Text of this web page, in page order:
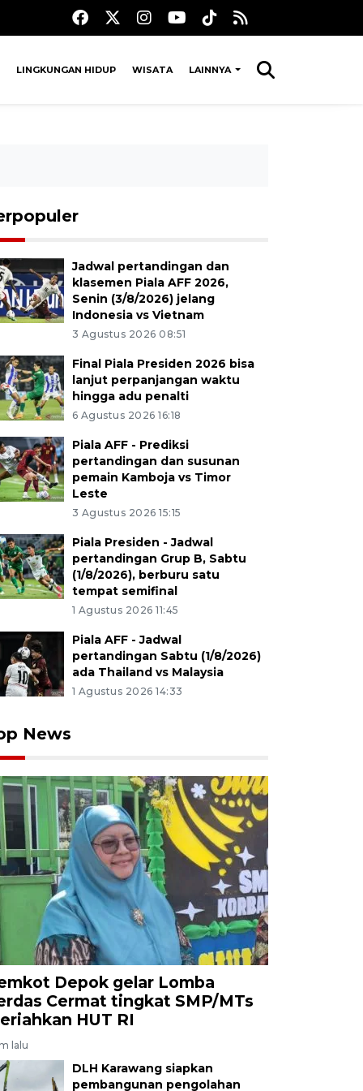
LINGKUNGAN HIDUP WISATA LAINNYA
Jadwal pertandingan dan
klasemen Piala AFF 2026,
Senin (3/8/2026) jelang
Indonesia vs Vietnam
3 Agustus 2026 08:51
Final Piala Presiden 2026 bisa
lanjut perpanjangan waktu
hingga adu penalti
6 Agustus 2026 16:18
Piala AFF - Prediksi
pertandingan dan susunan
pemain Kamboja vs Timor
Leste
3 Agustus 2026 15:15
Piala Presiden - Jadwal
pertandingan Grup B, Sabtu
(1/8/2026), berburu satu
tempat semifinal
1 Agustus 2026 11:45
Piala AFF - Jadwal
pertandingan Sabtu (1/8/2026)
ada Thailand vs Malaysia
1 Agustus 2026 14:33
News
Depok gelar Lomba
Cermat tingkat SMP/MTs
HUT RI
lalu
DLH Karawang siapkan
pembangunan pengolahan